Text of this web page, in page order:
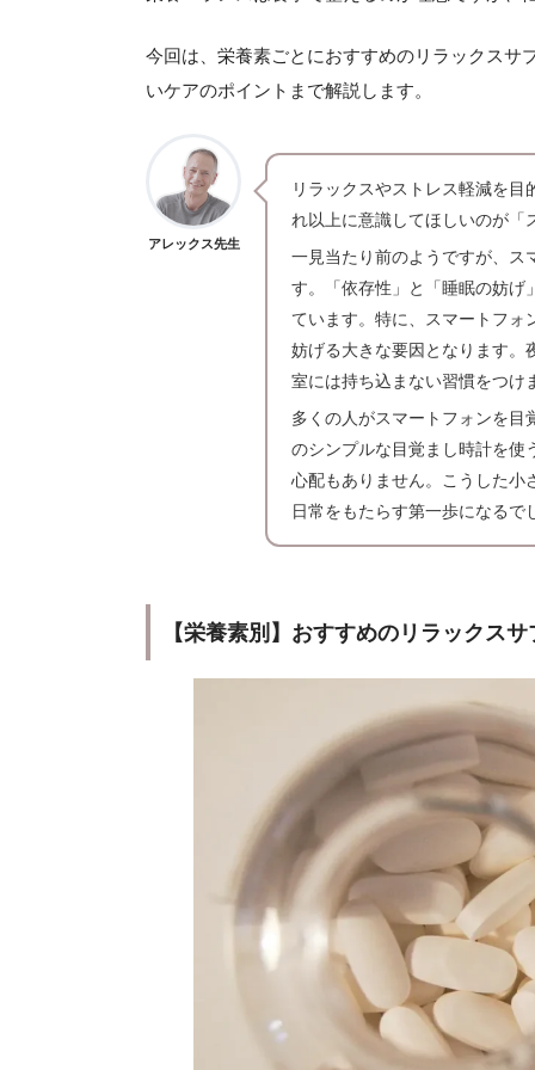
今回は、栄養素ごとにおすすめのリラックスサ
いケアのポイントまで解説します。
アレックス先生
リラックスやストレス軽減を
れ以上に意識してほしいのが「
一見当たり前のようですが、ス
す。「依存性」と「睡眠の妨げ
ています。特に、スマートフォ
妨げる大きな要因となります。
室には持ち込まない習慣をつけ
多くの人がスマートフォンを目
のシンプルな目覚まし時計を使
心配もありません。こうした小
日常をもたらす第一歩になるで
【栄養素別】おすすめのリラックス